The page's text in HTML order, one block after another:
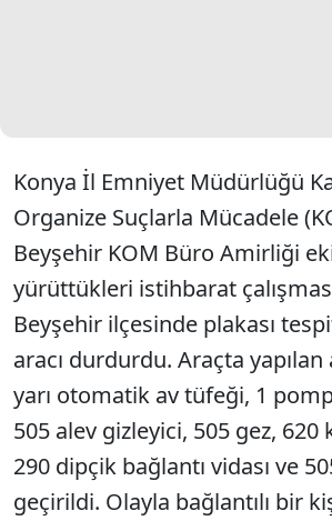
Konya İl Emniyet Müdürlüğü
Organize Suçlarla Mücadele
Beyşehir KOM Büro Amirliği
yürüttükleri istihbarat
Beyşehir ilçesinde plakası
aracı durdurdu. Araçta
yarı otomatik av tüfeği, 1
505 alev gizleyici, 505 gez,
290 dipçik bağlantı vidası ve
geçirildi. Olayla bağlantılı bir